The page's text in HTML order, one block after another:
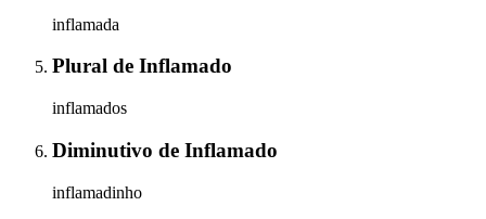
inflamada
Plural de Inflamado
inflamados
Diminutivo de Inflamado
inflamadinho